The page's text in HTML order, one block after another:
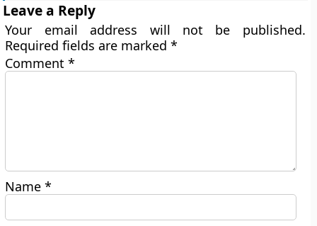
Leave a Reply
Your email address will not be published.
Required fields are marked*
Comment*
Name*